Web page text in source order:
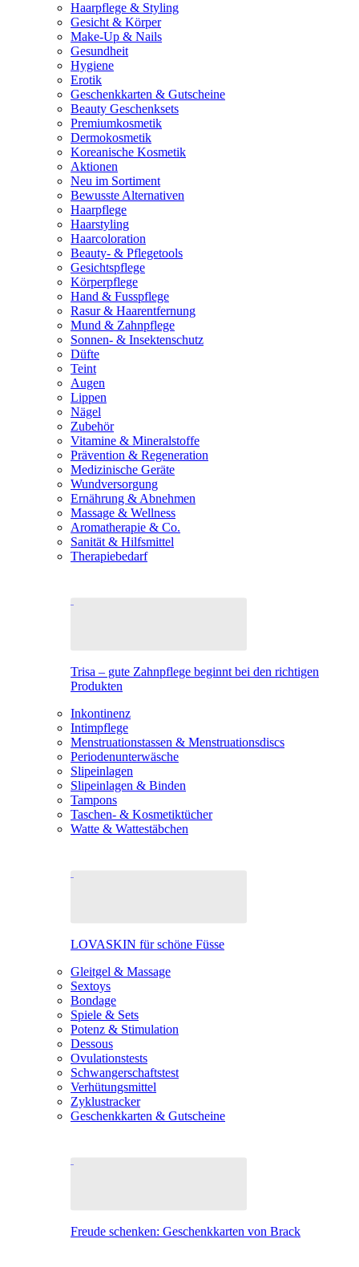
Haarpflege & Styling
Gesicht & Körper
Make-Up & Nails
Gesundheit
Hygiene
Erotik
Geschenkkarten & Gutscheine
Beauty Geschenksets
Premiumkosmetik
Dermokosmetik
Koreanische Kosmetik
Aktionen
Neu im Sortiment
Bewusste Alternativen
Haarpflege
Haarstyling
Haarcoloration
Beauty- & Pflegetools
Gesichtspflege
Körperpflege
Hand & Fusspflege
Rasur & Haarentfernung
Mund & Zahnpflege
Sonnen- & Insektenschutz
Düfte
Teint
Augen
Lippen
Nägel
Zubehör
Vitamine & Mineralstoffe
Prävention & Regeneration
Medizinische Geräte
Wundversorgung
Ernährung & Abnehmen
Massage & Wellness
Aromatherapie & Co.
Sanität & Hilfsmittel
Therapiebedarf
Trisa – gute Zahnpflege beginnt bei den richtigen
Produkten
Inkontinenz
Intimpflege
Menstruationstassen & Menstruationsdiscs
Periodenunterwäsche
Slipeinlagen
Slipeinlagen & Binden
Tampons
Taschen- & Kosmetiktücher
Watte & Wattestäbchen
LOVASKIN für schöne Füsse
Gleitgel & Massage
Sextoys
Bondage
Spiele & Sets
Potenz & Stimulation
Dessous
Ovulationstests
Schwangerschaftstest
Verhütungsmittel
Zyklustracker
Geschenkkarten & Gutscheine
Freude schenken: Geschenkkarten von Brack